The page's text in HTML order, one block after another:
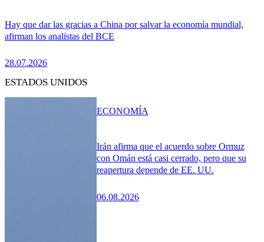
Hay que dar las gracias a China por salvar la economía mundial,
afirman los analistas del BCE
28.07.2026
ESTADOS UNIDOS
Irán afirma que el acuerdo sobre Ormuz
con Omán está casi cerrado, pero que su
reapertura depende de EE. UU.
06.08.2026
ECONOMÍA